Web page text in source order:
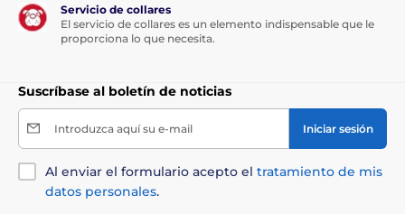
Servicio de collares
El servicio de collares es un elemento indispensable que le
proporciona lo que necesita.
Suscríbase al boletín de noticias
Introduzca aquí su e-mail Iniciar sesión
Al enviar el formulario acepto el tratamiento de mis
datos personales.